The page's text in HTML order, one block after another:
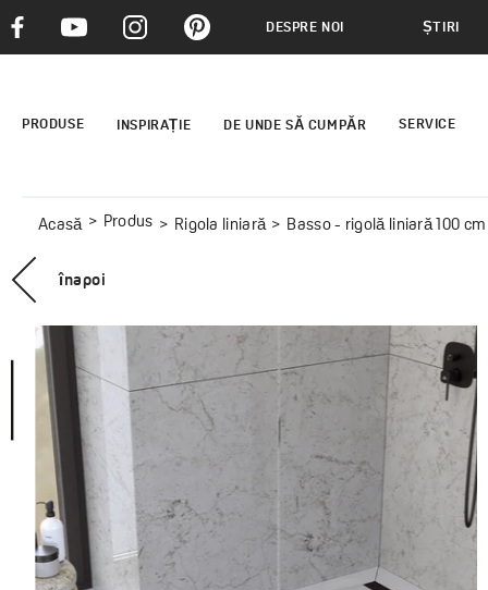
DESPRE NOI ȘTIRI
PRODUSE INSPIRAȚIE DE UNDE SĂ CUMPĂR SERVICE
Acasă Produs Rigola liniară Basso - rigolă liniară 100 cm
înapoi